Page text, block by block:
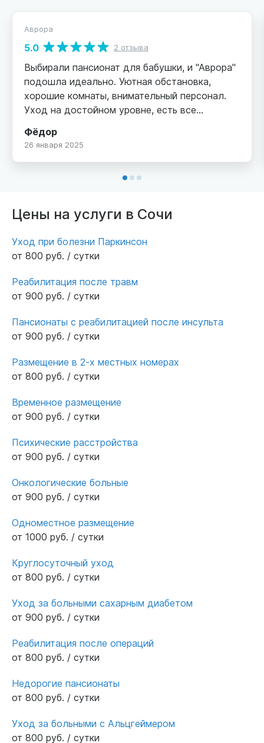
Аврора
5.0 2 отзыва
Выбирали пансионат для бабушки, и "Аврора"
подошла идеально. Уютная обстановка,
хорошие комнаты, внимательный персонал.
Уход на достойном уровне, есть все
уделяют столько внимания и заботы.
Фёдор
26 января 2025
Цены на услуги в Сочи
Уход при болезни Паркинсон
от 800 руб. / сутки
Реабилитация после травм
от 900 руб. / сутки
Пансионаты с реабилитацией после инсульта
от 900 руб. / сутки
Размещение в 2-х местных номерах
от 800 руб. / сутки
Временное размещение
от 900 руб. / сутки
Психические расстройства
от 900 руб. / сутки
Онкологические больные
от 900 руб. / сутки
Одноместное размещение
от 1000 руб. / сутки
Круглосуточный уход
от 800 руб. / сутки
Уход за больными сахарным диабетом
от 900 руб. / сутки
Реабилитация после операций
от 800 руб. / сутки
Недорогие пансионаты
от 800 руб. / сутки
Уход за больными с Альцгеймером
от 800 руб. / сутки